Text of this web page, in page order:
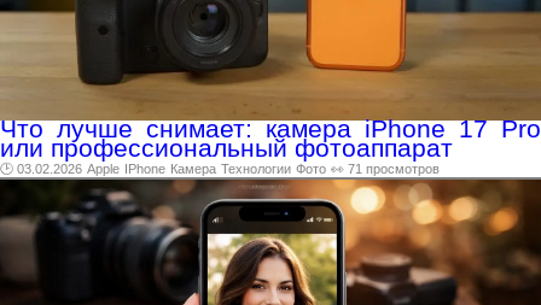
Что лучше снимает: камера iPhone 17 Pro
или профессиональный фотоаппарат
🕑 03.02.2026 Apple IPhone Камера Технологии Фото 👀 71 просмотров